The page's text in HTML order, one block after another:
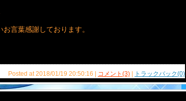
言葉感謝しております。
Posted at 2018/01/19 20:50:16 | コメント(3) | トラックバック(0)